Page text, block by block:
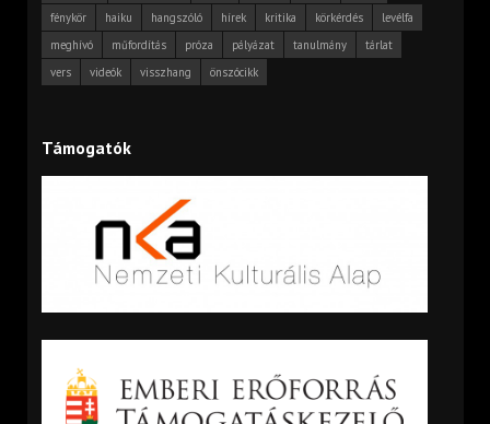
fénykör
haiku hangszóló hírek kritika körkérdés
levélfa
meghívó
műfordítás próza pályázat tanulmány
tárlat
vers
videók visszhang önszócikk
Támogatók